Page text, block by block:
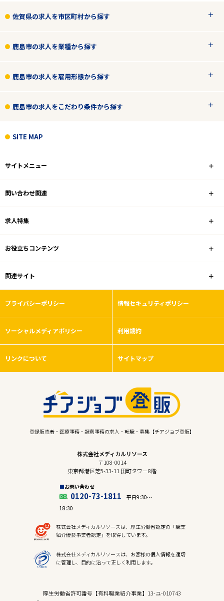
佐賀県の求人を市区町村から探す
鹿島市の求人を業種から探す
鹿島市の求人を雇用形態から探す
鹿島市の求人をこだわり条件から探す
SITE MAP
サイトメニュー
問い合わせ関連
求人特集
お役立ちコンテンツ
関連サイト
プライバシーポリシー 情報セキュリティポリシー
ソーシャルメディアポリシー 利用規約
リンクについて サイトマップ
登録販売者・医療事務・調剤事務の求人・転職・募集【チアジョブ登販】
株式会社メディカルリソース
〒108-0014
東京都港区芝5-33-11 田町タワー8階
お問い合わせ
0120-73-1811
平日9:30〜
18:30
株式会社メディカルリソースは、厚生労働省認定の「職業
紹介優良事業者認定」を取得しています。
株式会社メディカルリソースは、お客様の個人情報を適切
に管理し、目的に沿って正しく利用します。
厚生労働省許可番号【有料職業紹介事業】13-ユ-010743